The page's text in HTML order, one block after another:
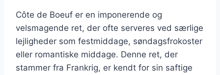
Côte de Boeuf er en imponerende og
velsmagende ret, der ofte serveres ved særlige
lejligheder som festmiddage, søndagsfrokoster
eller romantiske middage. Denne ret, der
stammer fra Frankrig, er kendt for sin saftige